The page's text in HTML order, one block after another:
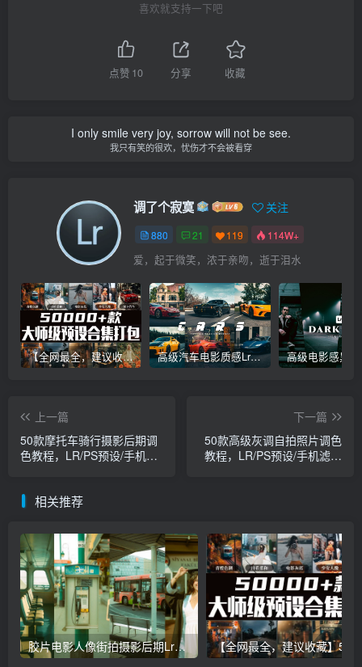
喜欢就支持一下吧
点赞 10 分享 收藏
I only smile very joy, sorrow will not be see.
我只有笑的很欢，忧伤才不会被看穿
调了个寂寞 关注
880 21 119 114W+
爱，起于微笑，浓于亲吻，逝于泪水
【全网最全，建议收藏】5万多款Lr顶级调色预设合集，精心整理，分类清晰，摄影师调色师必备素材，够用一辈子！ 高级汽车电影质感Lr调色教程，手机滤镜PS+Lightroom预设下载！
上一篇
50款摩托车骑行摄影后期调
色教程，LR/PS预设/手机滤
下一篇
50款高级灰调自拍照片调色
教程，LR/PS预设/手机滤镜
相关推荐
胶片电影人像街拍摄影后期Lr调色教程，手机滤镜PS+Lightroom预设下载！